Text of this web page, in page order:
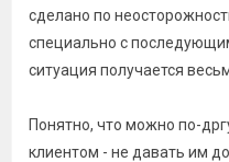
сделано по
специально с
ситуация получается
Понятно, что можно по-
клиентом - не давать им